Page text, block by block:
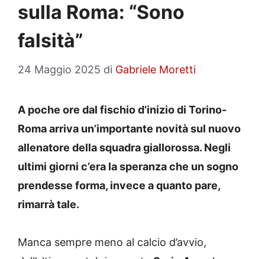
sulla Roma: “Sono
falsità”
24 Maggio 2025 di Gabriele Moretti
A poche ore dal fischio d’inizio di Torino-
Roma arriva un’importante novità sul nuovo
allenatore della squadra giallorossa. Negli
ultimi giorni c’era la speranza che un sogno
prendesse forma, invece a quanto pare,
rimarrà tale.
Manca sempre meno al calcio d’avvio,